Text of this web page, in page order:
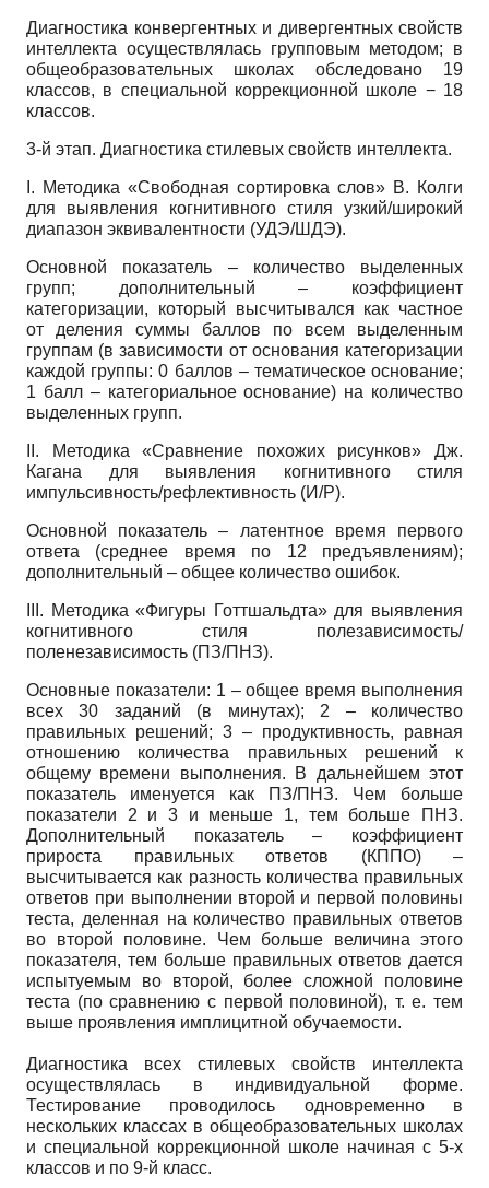
Диагностика конвергентных и дивергентных свойств
интеллекта осуществлялась групповым методом; в
общеобразовательных школах обследовано 19
классов, в специальной коррекционной школе − 18
классов.
3-й этап. Диагностика стилевых свойств интеллекта.
I. Методика «Свободная сортировка слов» В. Колги
для выявления когнитивного стиля узкий/широкий
диапазон эквивалентности (УДЭ/ШДЭ).
Основной показатель – количество выделенных
групп; дополнительный – коэффициент
категоризации, который высчитывался как частное
от деления суммы баллов по всем выделенным
группам (в зависимости от основания категоризации
каждой группы: 0 баллов – тематическое основание;
1 балл – категориальное основание) на количество
выделенных групп.
II. Методика «Сравнение похожих рисунков» Дж.
Кагана для выявления когнитивного стиля
импульсивность/рефлективность (И/Р).
Основной показатель – латентное время первого
ответа (среднее время по 12 предъявлениям);
дополнительный – общее количество ошибок.
III. Методика «Фигуры Готтшальдта» для выявления
когнитивного стиля полезависимость/
поленезависимость (ПЗ/ПНЗ).
Основные показатели: 1 – общее время выполнения
всех 30 заданий (в минутах); 2 – количество
правильных решений; 3 – продуктивность, равная
отношению количества правильных решений к
общему времени выполнения. В дальнейшем этот
показатель именуется как ПЗ/ПНЗ. Чем больше
показатели 2 и 3 и меньше 1, тем больше ПНЗ.
Дополнительный показатель – коэффициент
прироста правильных ответов (КППО) –
высчитывается как разность количества правильных
ответов при выполнении второй и первой половины
теста, деленная на количество правильных ответов
во второй половине. Чем больше величина этого
показателя, тем больше правильных ответов дается
испытуемым во второй, более сложной половине
теста (по сравнению с первой половиной), т. е. тем
выше проявления имплицитной обучаемости.
Диагностика всех стилевых свойств интеллекта
осуществлялась в индивидуальной форме.
Тестирование проводилось одновременно в
нескольких классах в общеобразовательных школах
и специальной коррекционной школе начиная с 5-х
классов и по 9-й класс.